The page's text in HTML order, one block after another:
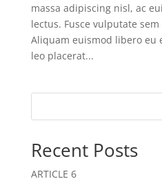
massa adipiscing nisl, ac
lectus. Fusce vulputate
Aliquam euismod libero eu
leo placerat...
Recent Posts
ARTICLE 6